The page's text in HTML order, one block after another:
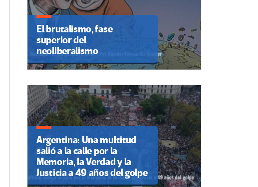
El brutalismo, fase
superior del
neoliberalismo
Argentina: Una multitud
salió a la calle por la
Memoria, la Verdad y la
Justicia a 49 años del golpe